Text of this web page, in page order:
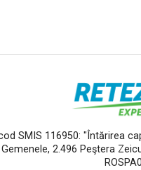
SMIS 116950: "Întărirea
2.496 Peştera